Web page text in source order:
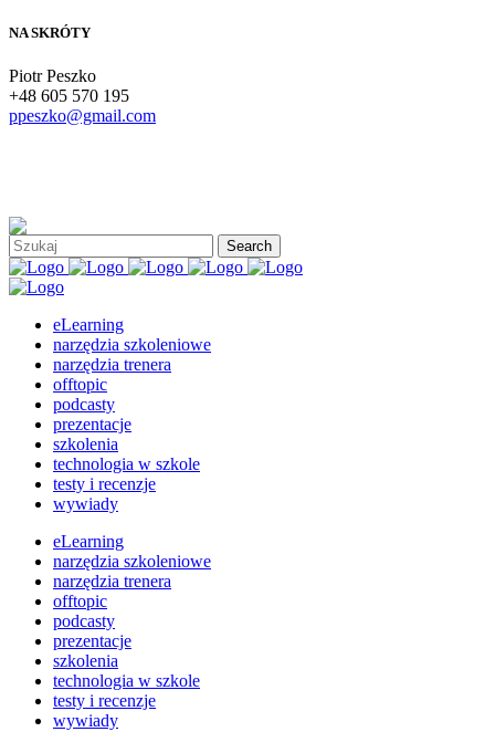
NA SKRÓTY
Piotr Peszko
+48 605 570 195
ppeszko@gmail.com
eLearning
narzędzia szkoleniowe
narzędzia trenera
offtopic
podcasty
prezentacje
szkolenia
technologia w szkole
testy i recenzje
wywiady
eLearning
narzędzia szkoleniowe
narzędzia trenera
offtopic
podcasty
prezentacje
szkolenia
technologia w szkole
testy i recenzje
wywiady